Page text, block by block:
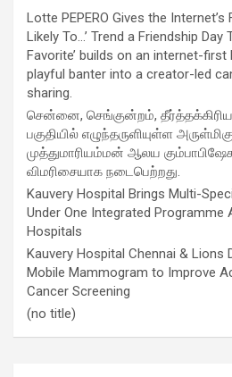
Lotte PEPERO Gives the Internet’s
Likely To…’ Trend a Friendship Day
Favorite’ builds on an internet-first
playful banter into a creator-led
sharing.
சென்னை, செங்குன்றம்,
பகுதியில் எழுந்தருளியுள்ள
முத்துமாரியம்மன் ஆலய
விமரிசையாக நடைபெற்றது.
Kauvery Hospital Brings Multi-
Under One Integrated Programme
Hospitals
Kauvery Hospital Chennai & Lions
Mobile Mammogram to Improve
Cancer Screening
(no title)